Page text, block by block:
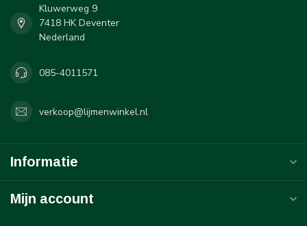
Kluwerweg 9
7418 HK Deventer
Nederland
085-4011571
verkoop@lijmenwinkel.nl
Informatie
Mijn account